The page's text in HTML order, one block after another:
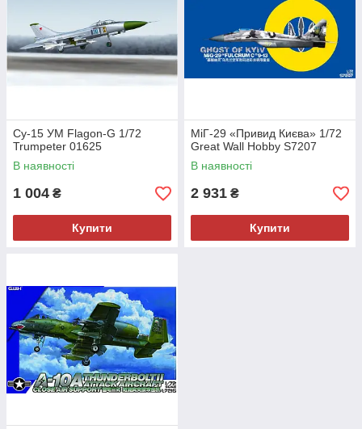
Су-15 УМ Flagon-G 1/72
Trumpeter 01625
В наявності
1 004 ₴
Купити
МіГ-29 «Привид Києва» 1/72
Great Wall Hobby S7207
В наявності
2 931 ₴
Купити